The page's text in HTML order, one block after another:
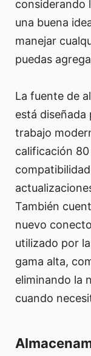
considerando
una buena
manejar
puedas
La fuente de
está diseñada
trabajo
calificación 80
También
nuevo
utilizado por
gama alta,
eliminando la
cuando